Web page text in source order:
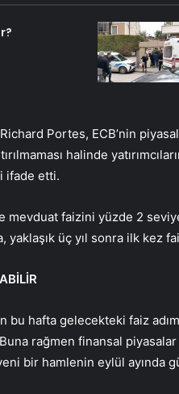
Portes, ECB’nin
halinde
ifade etti.
mevduat faizini yüzde 2
üç yıl sonra ilk kez
bu hafta gelecekteki faiz
rağmen finansal
bir hamlenin eylül ayında